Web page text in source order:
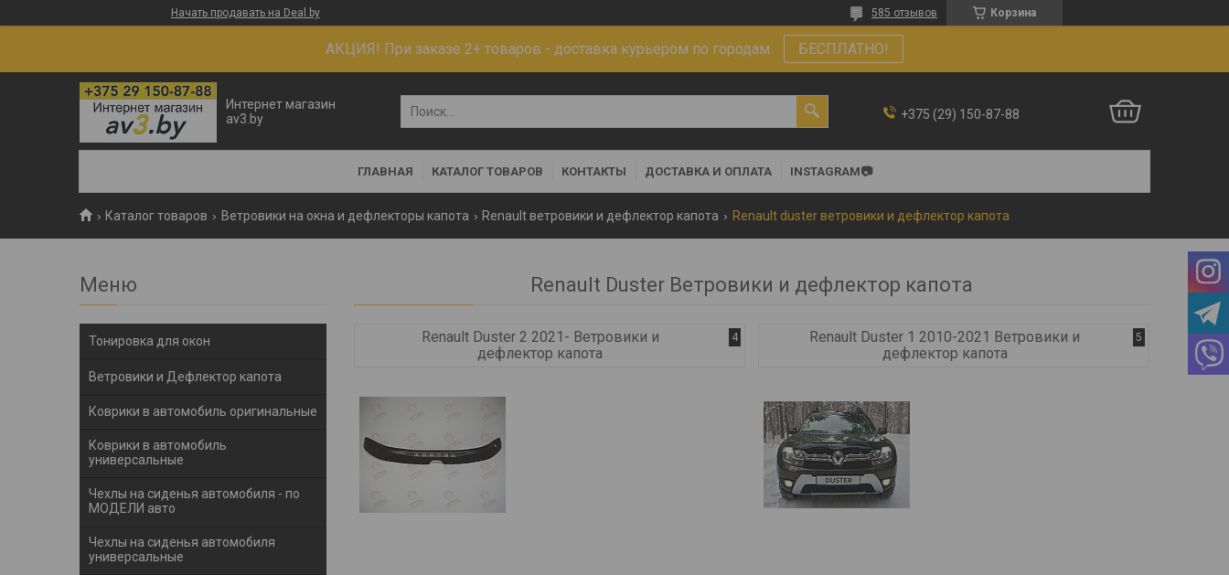
Начать продавать на Deal.by Корзина
585 отзывов
АКЦИЯ! При заказе 2+ товаров - доставка курьером по городам БЕСПЛАТНО!
Интернет магазин
av3.by
+375 (29) 150-87-88
ГЛАВНАЯ КАТАЛОГ ТОВАРОВ КОНТАКТЫ ДОСТАВКА И ОПЛАТА INSTAGRAM📷
Каталог товаров Ветровики на окна и дефлекторы капота Renault ветровики и дефлектор капота Renault duster ветровики и дефлектор капота
Renault Duster Ветровики и дефлектор капота
Renault Duster 2 2021- Ветровики и
дефлектор капота
4
Renault Duster 1 2010-2021 Ветровики и
дефлектор капота
5
Тонировка для окон
Ветровики и Дефлектор капота
Коврики в автомобиль оригинальные
Коврики в автомобиль
универсальные
Чехлы на сиденья автомобиля - по
МОДЕЛИ авто
Чехлы на сиденья автомобиля
универсальные